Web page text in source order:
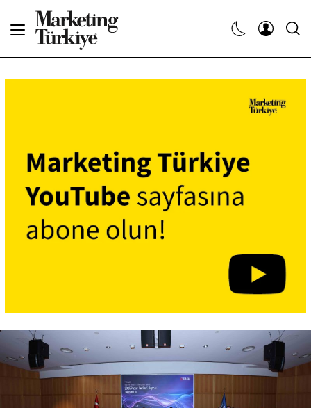
Dergiler
Etkinlikler
Araştırma